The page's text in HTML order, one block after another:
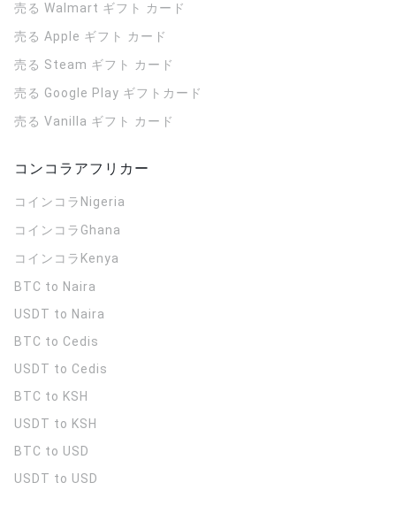
売る Walmart ギフト カード
売る Apple ギフト カード
売る Steam ギフト カード
売る Google Play ギフトカード
売る Vanilla ギフト カード
コンコラアフリカー
コインコラ Nigeria
コインコラ Ghana
コインコラ Kenya
BTC to Naira
USDT to Naira
BTC to Cedis
USDT to Cedis
BTC to KSH
USDT to KSH
BTC to USD
USDT to USD